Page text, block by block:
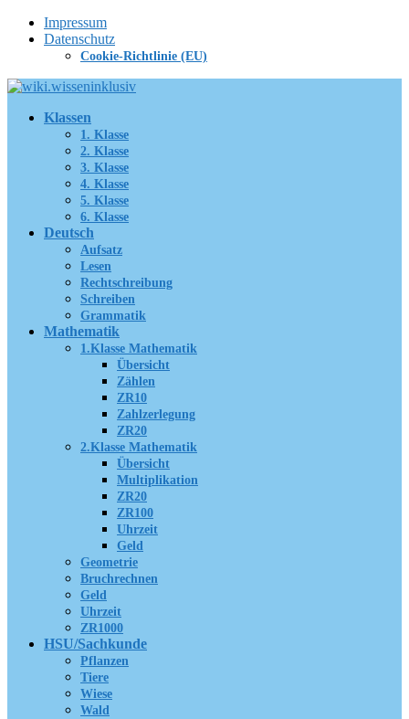
Zum
Inhalt
Impressum
Datenschutz
Cookie-Richtlinie (EU)
Klassen
1. Klasse
2. Klasse
3. Klasse
4. Klasse
5. Klasse
6. Klasse
Deutsch
Aufsatz
Lesen
Rechtschreibung
Schreiben
Grammatik
Mathematik
1.Klasse Mathematik
Übersicht
Zählen
ZR10
Zahlzerlegung
ZR20
2.Klasse Mathematik
Übersicht
Multiplikation
ZR20
ZR100
Uhrzeit
Geld
Geometrie
Bruchrechnen
Geld
Uhrzeit
ZR1000
HSU/Sachkunde
Pflanzen
Tiere
Wiese
Wald